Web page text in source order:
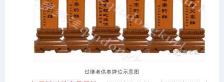
过继者供奉牌位示意图